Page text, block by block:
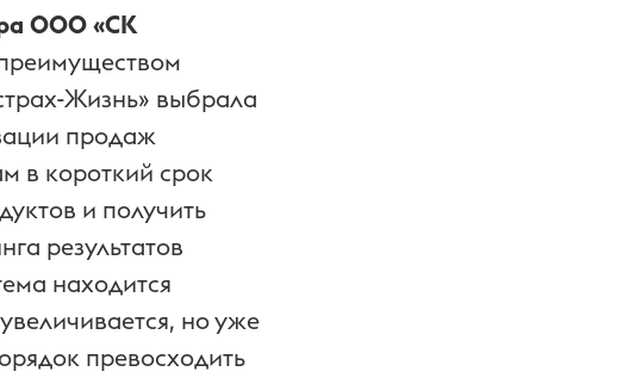
ООО «СК
Жизнь» выбрала
продаж
в короткий срок
и получить
результатов
находится
но уже
превосходить